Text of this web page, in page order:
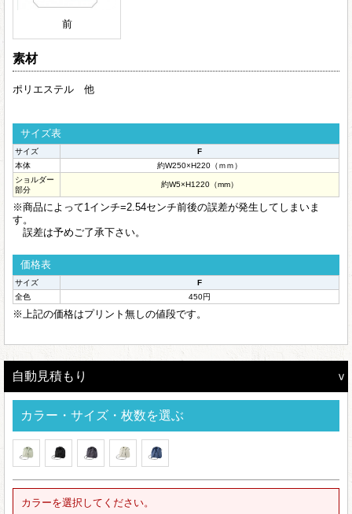
前
素材
ポリエステル 他
サイズ表
サイズ
F
本体
約W250×H220（ｍｍ）
ショルダー
部分
約W5×H1220（mm）
※商品によって1インチ=2.54センチ前後の誤差が発生してしまいま
す。
誤差は予めご了承下さい。
価格表
サイズ
F
全色
450円
※上記の価格はプリント無しの値段です。
自動見積もり
カラー・サイズ・枚数を選ぶ
カラーを選択してください。